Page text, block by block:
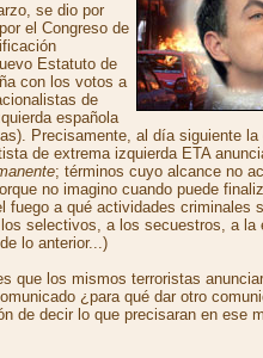
se dio por
el Congreso de
Estatuto de
con los votos a
de
española
Precisamente, al día siguiente la
de extrema izquierda ETA
; términos cuyo alcance no
no imagino cuando puede
fuego a qué actividades criminales
selectivos, a los secuestros, a la
lo anterior...)
que los mismos terroristas
¿para qué dar otro
de decir lo que precisaran en ese